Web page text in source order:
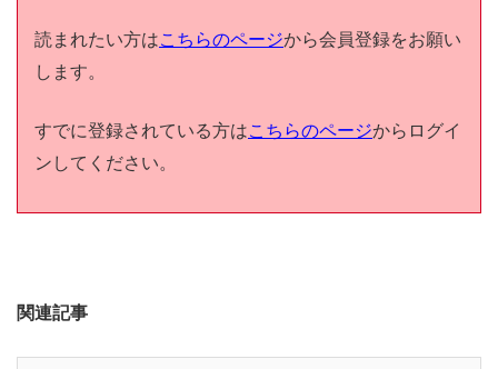
読まれたい方はこちらのページから会員登録をお願い
します。
すでに登録されている方はこちらのページからログイ
ンしてください。
関連記事